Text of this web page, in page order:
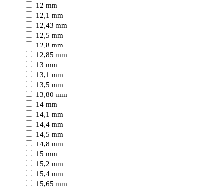
12 mm
12,1 mm
12,43 mm
12,5 mm
12,8 mm
12,85 mm
13 mm
13,1 mm
13,5 mm
13,80 mm
14 mm
14,1 mm
14,4 mm
14,5 mm
14,8 mm
15 mm
15,2 mm
15,4 mm
15,65 mm